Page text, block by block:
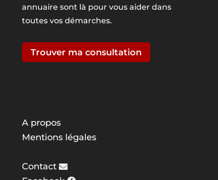
annuaire sont là pour vous aider dans
toutes vos démarches.
Trouver ma consultation
A propos
Mentions légales
Contact